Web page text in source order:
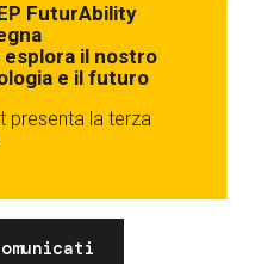
FuturAbility
il nostro
e il futuro
presenta la terza